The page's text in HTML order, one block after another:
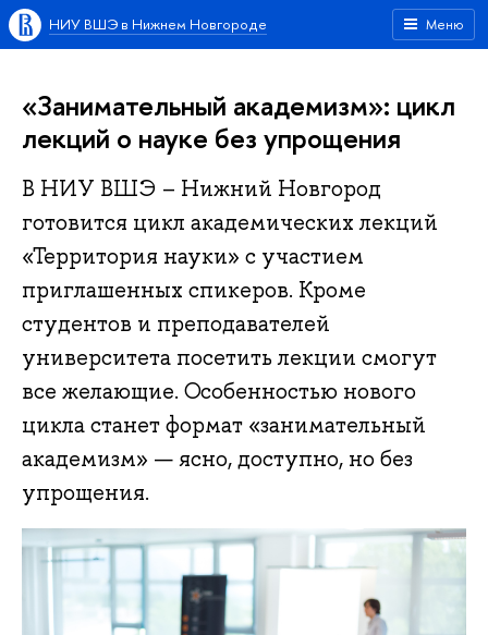
Меню
НИУ ВШЭ в Нижнем Новгороде
«Занимательный академизм»: цикл
лекций о науке без упрощения
В НИУ ВШЭ – Нижний Новгород
готовится цикл академических лекций
«Территория науки» с участием
приглашенных спикеров. Кроме
студентов и преподавателей
университета посетить лекции смогут
все желающие. Особенностью нового
цикла станет формат «занимательный
академизм» — ясно, доступно, но без
упрощения.